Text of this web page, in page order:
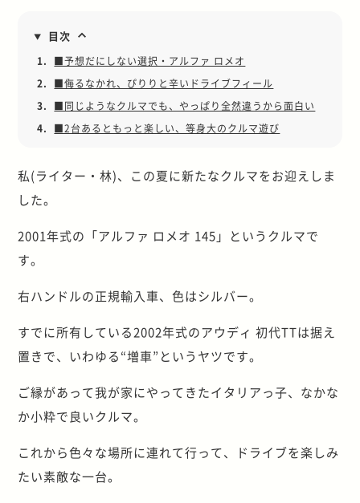
目次
1.
■予想だにしない選択・アルファ ロメオ
2.
■侮るなかれ、ぴりりと辛いドライブフィール
3.
■同じようなクルマでも、やっぱり全然違うから面白い
4.
■2台あるともっと楽しい、等身大のクルマ遊び
私(ライター・林)、この夏に新たなクルマをお迎えしま
した。
2001年式の「アルファ ロメオ 145」というクルマで
す。
右ハンドルの正規輸入車、色はシルバー。
すでに所有している2002年式のアウディ 初代TTは据え
置きで、いわゆる“増車”というヤツです。
ご縁があって我が家にやってきたイタリアっ子、なかな
か小粋で良いクルマ。
これから色々な場所に連れて行って、ドライブを楽しみ
たい素敵な一台。